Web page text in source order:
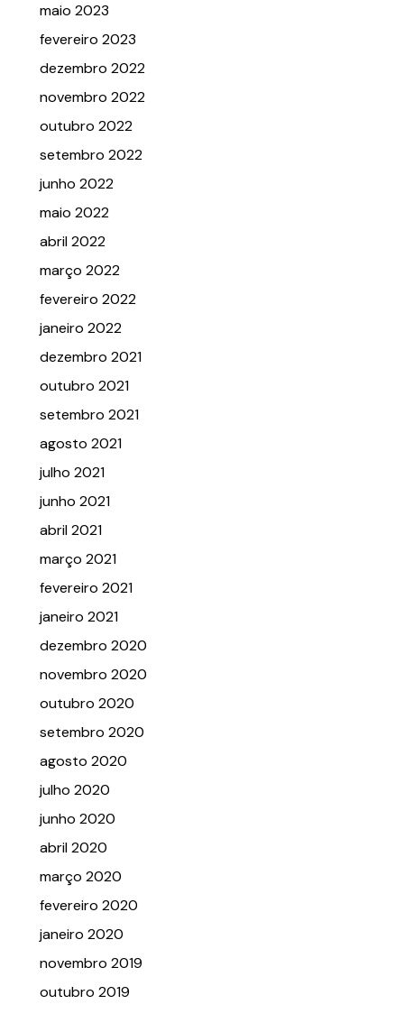
maio 2023
fevereiro 2023
dezembro 2022
novembro 2022
outubro 2022
setembro 2022
junho 2022
maio 2022
abril 2022
março 2022
fevereiro 2022
janeiro 2022
dezembro 2021
outubro 2021
setembro 2021
agosto 2021
julho 2021
junho 2021
abril 2021
março 2021
fevereiro 2021
janeiro 2021
dezembro 2020
novembro 2020
outubro 2020
setembro 2020
agosto 2020
julho 2020
junho 2020
abril 2020
março 2020
fevereiro 2020
janeiro 2020
novembro 2019
outubro 2019